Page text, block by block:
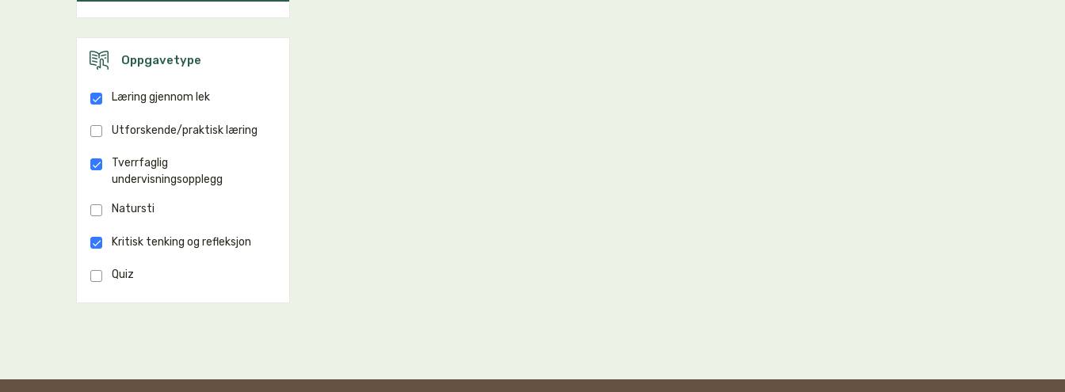
Oppgavetype
Læring gjennom lek
Utforskende/praktisk læring
Tverrfaglig
undervisningsopplegg
Natursti
Kritisk tenking og refleksjon
Quiz